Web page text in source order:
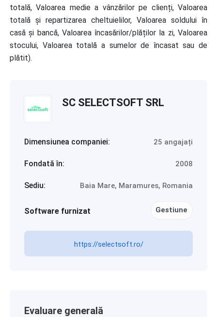
totală, Valoarea medie a vânzărilor pe clienți, Valoarea
totală și repartizarea cheltuielilor, Valoarea soldului în
casă și bancă, Valoarea încasărilor/plăților la zi, Valoarea
stocului, Valoarea totală a sumelor de încasat sau de
plătit).
SC SELECTSOFT SRL
Dimensiunea companiei: 25 angajați
Fondată în: 2008
Sediu: Baia Mare, Maramures, Romania
Software furnizat Gestiune
https://selectsoft.ro/
Evaluare generală